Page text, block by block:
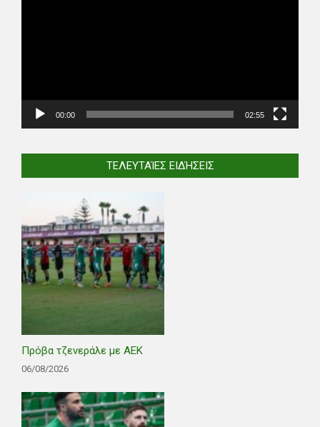
00:00 02:55
ΤΕΛΕΥΤΑΊΕΣ ΕΙΔΉΣΕΙΣ
Πρόβα τζενεράλε με ΑΕΚ
06/08/2026